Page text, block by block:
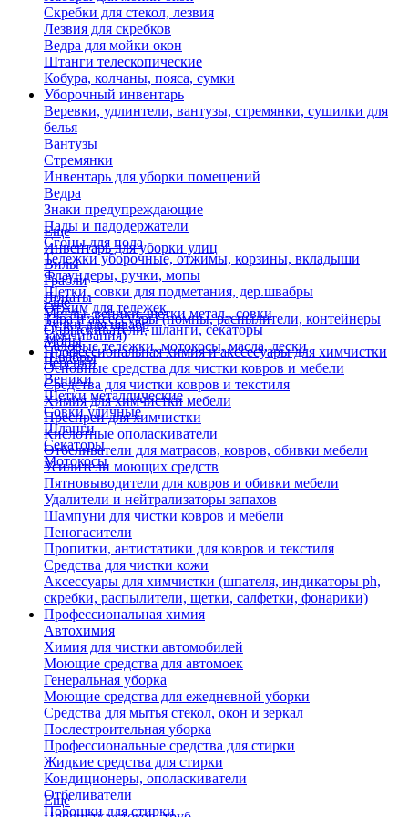
Скребки для стекол, лезвия
Лезвия для скребков
Ведра для мойки окон
Штанги телескопические
Кобура, колчаны, пояса, сумки
Уборочный инвентарь
Веревки, удлинтели, вантузы, стремянки, сушилки для
белья
Вантузы
Стремянки
Инвентарь для уборки помещений
Ведра
Знаки предупреждающие
Пады и падодержатели
Сгоны для пола
Тележки уборочные, отжимы, корзины, вкладыши
Флаундеры, ручки, мопы
Щетки, совки для подметания, дер.швабры
Отжим для тележек
Ручки для швабр
Мопы
Швабры
Еще
Инвентарь для уборки улиц
Вилы
Грабли
Лопаты
Метлы, веники, щетки метал., совки
Опрыскиватели, шланги, секаторы
Садовые тележки, мотокосы, масла, лески
Черенки
Веники
Щетки металлические
Совки уличные
Шланги
Секаторы
Мотокосы
Еще
Тара и аксессуары (помпы, распылители, контейнеры
замачивания)
Профессиональная химия и акссесуары для химчистки
Основные средства для чистки ковров и мебели
Средства для чистки ковров и текстиля
Химия для химчистки мебели
Преспреи для химчистки
Кислотные ополаскиватели
Отбеливатели для матрасов, ковров, обивки мебели
Усилители моющих средств
Пятновыводители для ковров и обивки мебели
Удалители и нейтрализаторы запахов
Шампуни для чистки ковров и мебели
Пеногасители
Пропитки, антистатики для ковров и текстиля
Средства для чистки кожи
Аксессуары для химчистки (шпателя, индикаторы ph,
скребки, распылители, щетки, салфетки, фонарики)
Профессиональная химия
Автохимия
Химия для чистки автомобилей
Моющие средства для автомоек
Генеральная уборка
Моющие средства для ежедневной уборки
Средства для мытья стекол, окон и зеркал
Послестроительная уборка
Профессиональные средства для стирки
Жидкие средства для стирки
Кондиционеры, ополаскиватели
Отбеливатели
Порошки для стирки
Еще